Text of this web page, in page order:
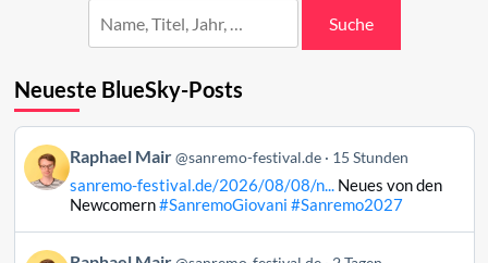
Suche
Neueste BlueSky-Posts
Beitrag
von
Raphael
Raphael Mair @sanremo-festival.de 15 Stunden
sanremo-festival.de/2026/08/08/n...Neues von den
Newcomern#SanremoGiovani #Sanremo2027